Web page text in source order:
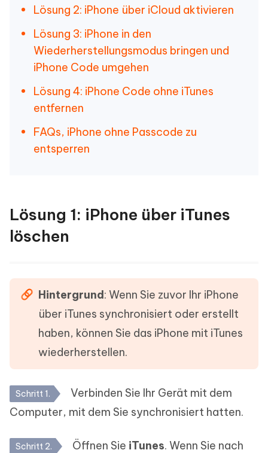
Lösung 2: iPhone über iCloud aktivieren
Lösung 3: iPhone in den
Wiederherstellungsmodus bringen und
iPhone Code umgehen
Lösung 4: iPhone Code ohne iTunes
entfernen
FAQs, iPhone ohne Passcode zu
entsperren
Lösung 1: iPhone über iTunes
löschen
Hintergrund: Wenn Sie zuvor Ihr iPhone
über iTunes synchronisiert oder erstellt
haben, können Sie das iPhone mit iTunes
wiederherstellen.
Schritt 1.
Verbinden Sie Ihr Gerät mit dem
Computer, mit dem Sie synchronisiert hatten.
Schritt 2. Öffnen Sie iTunes. Wenn Sie nach